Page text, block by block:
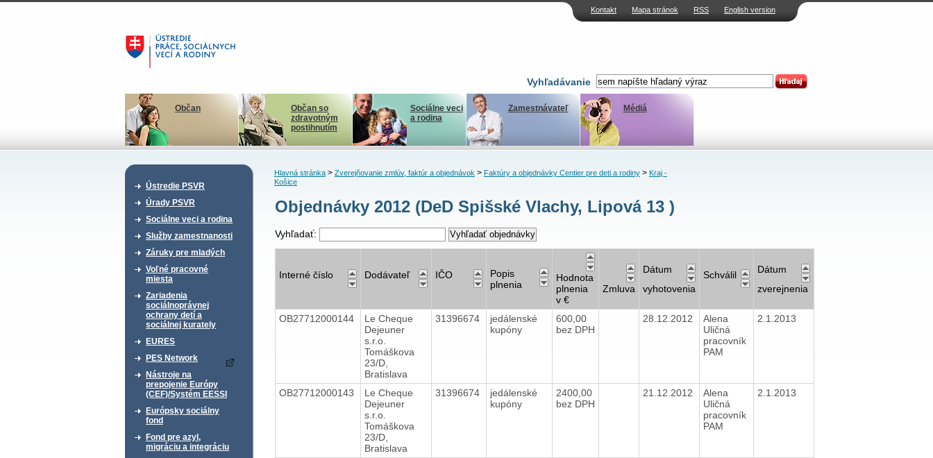
Kontakt Mapa stránok RSS English version
Vyhľadávanie
Občan
Občan so
zdravotným
postihnutím
Sociálne veci
a rodina
Zamestnávateľ Médiá
Ústredie PSVR
Úrady PSVR
Sociálne veci a rodina
Služby zamestnanosti
Záruky pre mladých
Voľné pracovné
miesta
Zariadenia
sociálnoprávnej
ochrany detí a
sociálnej kurately
EURES
PES Network
Nástroje na
prepojenie Európy
(CEF)/Systém EESSI
Európsky sociálny
fond
Fond pre azyl,
migráciu a integráciu
Hlavná stránka> Zverejňovanie zmlúv, faktúr a objednávok> Faktúry a objednávky Centier pre deti a rodiny> Kraj -
Košice
Objednávky 2012 (DeD Spišské Vlachy, Lipová 13 )
Vyhľadať:
Interné číslo Dodávateľ IČO
Popis
plnenia
Hodnota
plnenia
v €
Zmluva
Dátum
vyhotovenia
Schválil
Dátum
zverejnenia
OB27712000144
Le Cheque
Dejeuner
s.r.o.
Tomáškova
23/D,
Bratislava
31396674
jedálenské
kupóny
600,00
bez DPH
28.12.2012
Alena
Uličná
pracovník
PAM
2.1.2013
OB27712000143
Le Cheque
Dejeuner
s.r.o.
Tomáškova
23/D,
Bratislava
31396674
jedálenské
kupóny
2400,00
bez DPH
21.12.2012
Alena
Uličná
pracovník
PAM
2.1.2013